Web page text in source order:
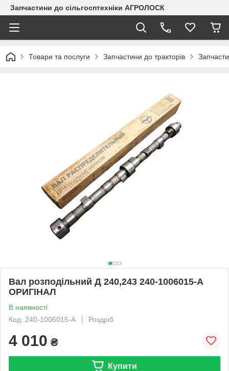
Запчастини до сільгосптехніки АГРОЛОСК
Товари та послуги Запчастини до тракторів
Вал розподільний Д 240,243 240-1006015-А
ОРИГІНАЛ
В наявності
Код: 240-1006015-A
Роздріб
4 010 ₴
Купити